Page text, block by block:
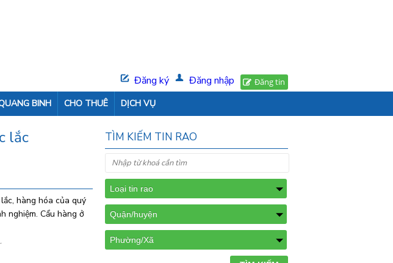
Đăng tin
Đăng nhập
Đăng ký
BINH CHO THUÊ DỊCH VỤ
lắc
hàng hóa của quý
nghiệm. Cẩu hàng ở
TÌM KIẾM TIN RAO